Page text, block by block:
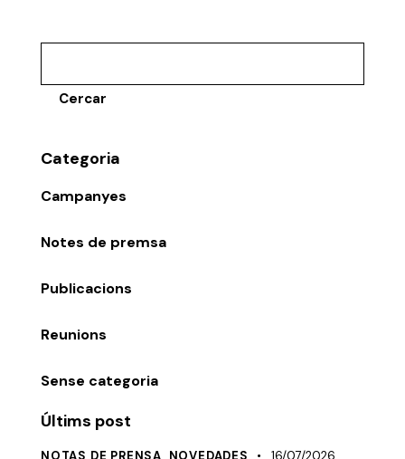
Cercar
Categoria
Campanyes
Notes de premsa
Publicacions
Reunions
Sense categoria
Últims post
NOTAS DE PRENSA, NOVEDADES 16/07/2026